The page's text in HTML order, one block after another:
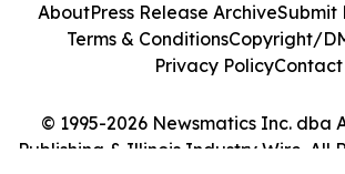
© 1995-2026 Newsmatics Inc. dba
Publishing & Illinois Industry Wire. All
AboutPress Release ArchiveSubmit
Terms & ConditionsCopyright/
Privacy PolicyContact